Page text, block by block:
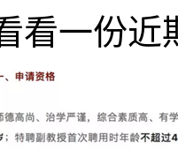
看一份